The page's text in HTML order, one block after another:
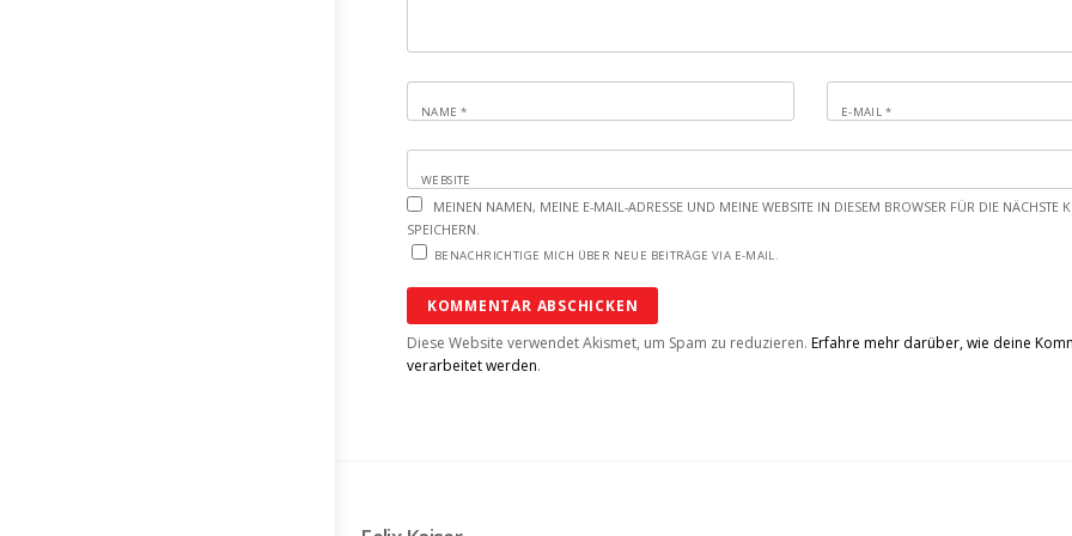
NAME * E-MAIL *
WEBSITE
MEINEN NAMEN, MEINE E-MAIL-ADRESSE UND MEINE WEBSITE IN DIESEM BROWSER FÜR DIE NÄCHSTE
SPEICHERN.
BENACHRICHTIGE MICH ÜBER NEUE BEITRÄGE VIA E-MAIL.
Diese Website verwendet Akismet, um Spam zu reduzieren. Erfahre mehr darüber, wie deine
verarbeitet werden.